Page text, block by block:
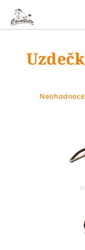
obsah
Průměrné
hvězdiček.